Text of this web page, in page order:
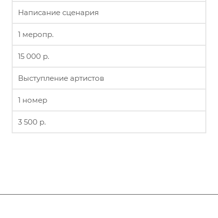
Написание сценария
1 меропр.
15 000 р.
Выступление артистов
1 номер
3 500 р.